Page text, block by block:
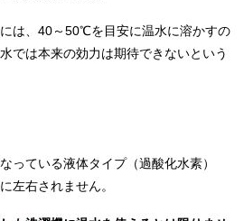
は、40～50℃を目安に温水に溶かすの
では本来の効力は期待できないという
っている液体タイプ（過酸化水素）
左右されません。